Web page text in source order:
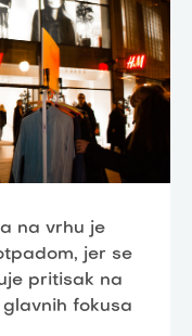
na vrhu je
jer se
pritisak na
fokusa